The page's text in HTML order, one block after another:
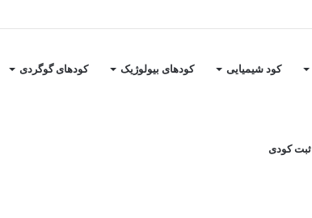
کود شیمیایی کودهای بیولوژیک کودهای گوگردی
ثبت کودی